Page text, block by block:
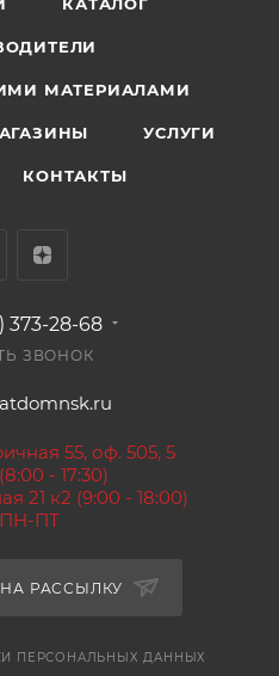
МАТЕРИАЛАМИ
УСЛУГИ
КОНТАКТЫ
373-28-68
ЗВОНОК
55, оф. 505, 5
- 17:30)
21 к2 (9:00 - 18:00)
ПН-ПТ
РАССЫЛКУ
ПЕРСОНАЛЬНЫХ ДАННЫХ